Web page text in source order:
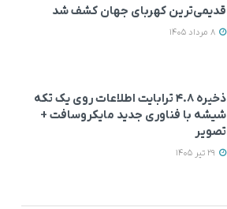
قدیمی‌ترین کهربای جهان کشف شد
ذخیره ۴.۸ ترابایت اطلاعات روی یک تکه
شیشه با فناوری جدید مایکروسافت +
تصویر